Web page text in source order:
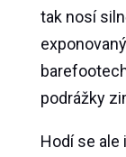
tak nosí
podrážky
Hodí se ale